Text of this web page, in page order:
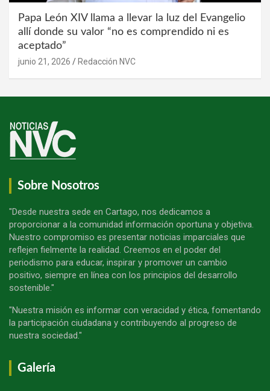
Papa León XIV llama a llevar la luz del Evangelio
allí donde su valor “no es comprendido ni es
aceptado”
junio 21, 2026 Redacción NVC
Sobre Nosotros
"Desde nuestra sede en Cartago, nos dedicamos a
proporcionar a la comunidad información oportuna y objetiva.
Nuestro compromiso es presentar noticias imparciales que
reflejen fielmente la realidad. Creemos en el poder del
periodismo para educar, inspirar y promover un cambio
positivo, siempre en línea con los principios del desarrollo
sostenible."
"Nuestra misión es informar con veracidad y ética, fomentando
la participación ciudadana y contribuyendo al progreso de
nuestra sociedad."
Galería